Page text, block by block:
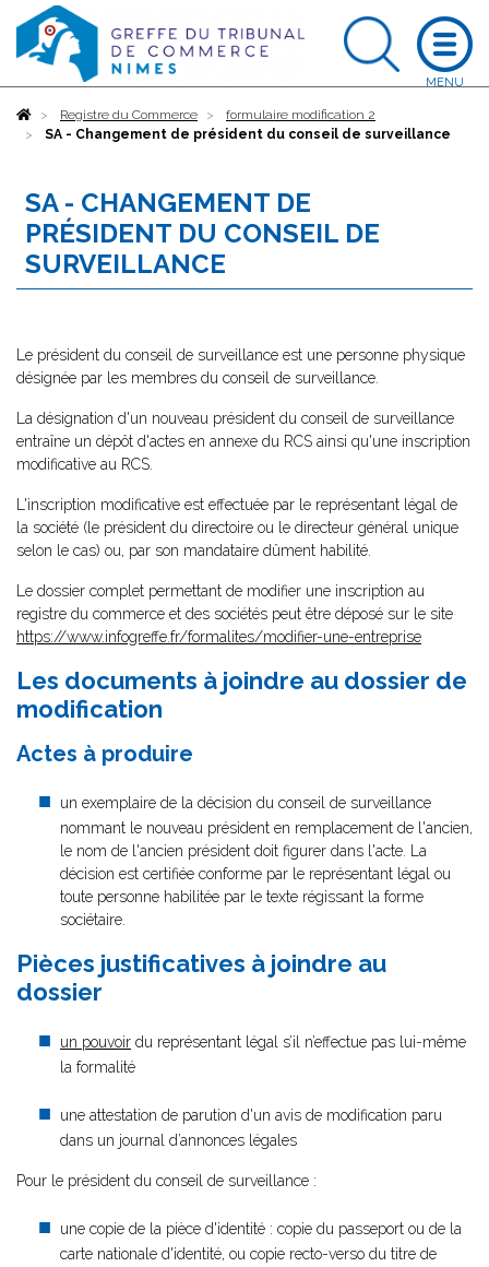
AccueilRegistre du Commerce
formulaire modification 2
SA - Changement de président du conseil de surveillance
SA - CHANGEMENT DE
PRÉSIDENT DU CONSEIL DE
SURVEILLANCE
Le président du conseil de surveillance est une personne physique
désignée par les membres du conseil de surveillance.
La désignation d'un nouveau président du conseil de surveillance
entraîne un dépôt d'actes en annexe du RCS ainsi qu'une inscription
modificative au RCS.
L'inscription modificative est effectuée par le représentant légal de
la société (le président du directoire ou le directeur général unique
selon le cas) ou, par son mandataire dûment habilité.
Le dossier complet permettant de modifier une inscription au
registre du commerce et des sociétés peut être déposé sur le site
https://www.infogreffe.fr/formalites/modifier-une-entreprise
Les documents à joindre au dossier de
modification
Actes à produire
un exemplaire de la décision du conseil de surveillance
nommant le nouveau président en remplacement de l'ancien,
le nom de l'ancien président doit figurer dans l'acte. La
décision est certifiée conforme par le représentant légal ou
toute personne habilitée par le texte régissant la forme
sociétaire.
Pièces justificatives à joindre au
dossier
un pouvoir du représentant légal s’il n’effectue pas lui-même
la formalité
une attestation de parution d'un avis de modification paru
dans un journal d’annonces légales
Pour le président du conseil de surveillance :
une copie de la pièce d'identité : copie du passeport ou de la
carte nationale d'identité, ou copie recto-verso du titre de